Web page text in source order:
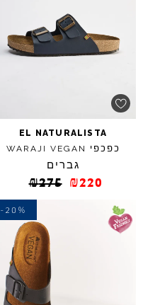
EL NATURALISTA
כפכפי WARAJI VEGAN
גברים
₪275 ₪220
-20%